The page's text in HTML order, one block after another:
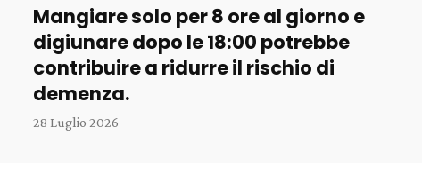
Mangiare solo per 8 ore al giorno e
digiunare dopo le 18:00 potrebbe
contribuire a ridurre il rischio di
demenza.
28 Luglio 2026